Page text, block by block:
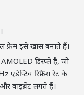
फ्रेम इसे खास बनाते हैं।
डिस्प्ले है, जो
एडेप्टिव रिफ्रेश रेट के
वाइब्रेंट लगते हैं।